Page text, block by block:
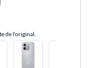
de l'original.